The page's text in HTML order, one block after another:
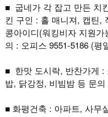
■ 굽네가 각 잡고 만든 치
킨 구인 : 홀 매니져, 캡틴,
콩아이디(워킹비자 지원
의 : 오피스 9551-5186 (평
■ 한맛 도시락, 반찬가게 :
밥, 닭강정, 비빔밤 등 문
■ 화평건축 : 아파트, 사무